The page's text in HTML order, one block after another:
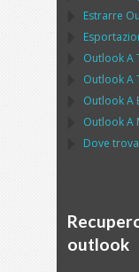
Estrarre
OutlookA
OutlookA
OutlookA
OutlookA
Dove
outlook